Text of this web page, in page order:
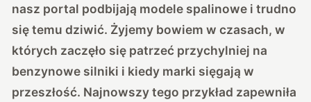
nasz portal podbijają modele spalinowe i trudno
się temu dziwić. Żyjemy bowiem w czasach, w
których zaczęło się patrzeć przychylniej na
benzynowe silniki i kiedy marki sięgają w
przeszłość. Najnowszy tego przykład zapewniła